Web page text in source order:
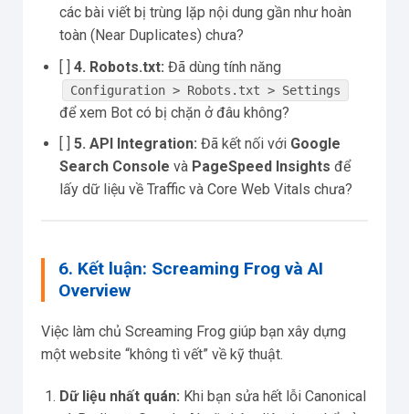
các bài viết bị trùng lặp nội dung gần như hoàn
toàn (Near Duplicates) chưa?
[ ] 4. Robots.txt: Đã dùng tính năng
Configuration > Robots.txt > Settings
để xem Bot có bị chặn ở đâu không?
5. API Integration: Đã kết nối với Google
Search Console và PageSpeed Insights để
lấy dữ liệu về Traffic và Core Web Vitals chưa?
6. Kết luận: Screaming Frog và AI
Overview
Việc làm chủ Screaming Frog giúp bạn xây dựng
một website “không tì vết” về kỹ thuật.
Dữ liệu nhất quán: Khi bạn sửa hết lỗi Canonical